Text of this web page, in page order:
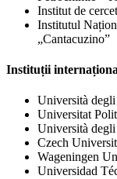
Institut de
Institutul
„Cantacuzino”
Instituții
Università
Universitat
Università
Czech
Wageningen
Universidad